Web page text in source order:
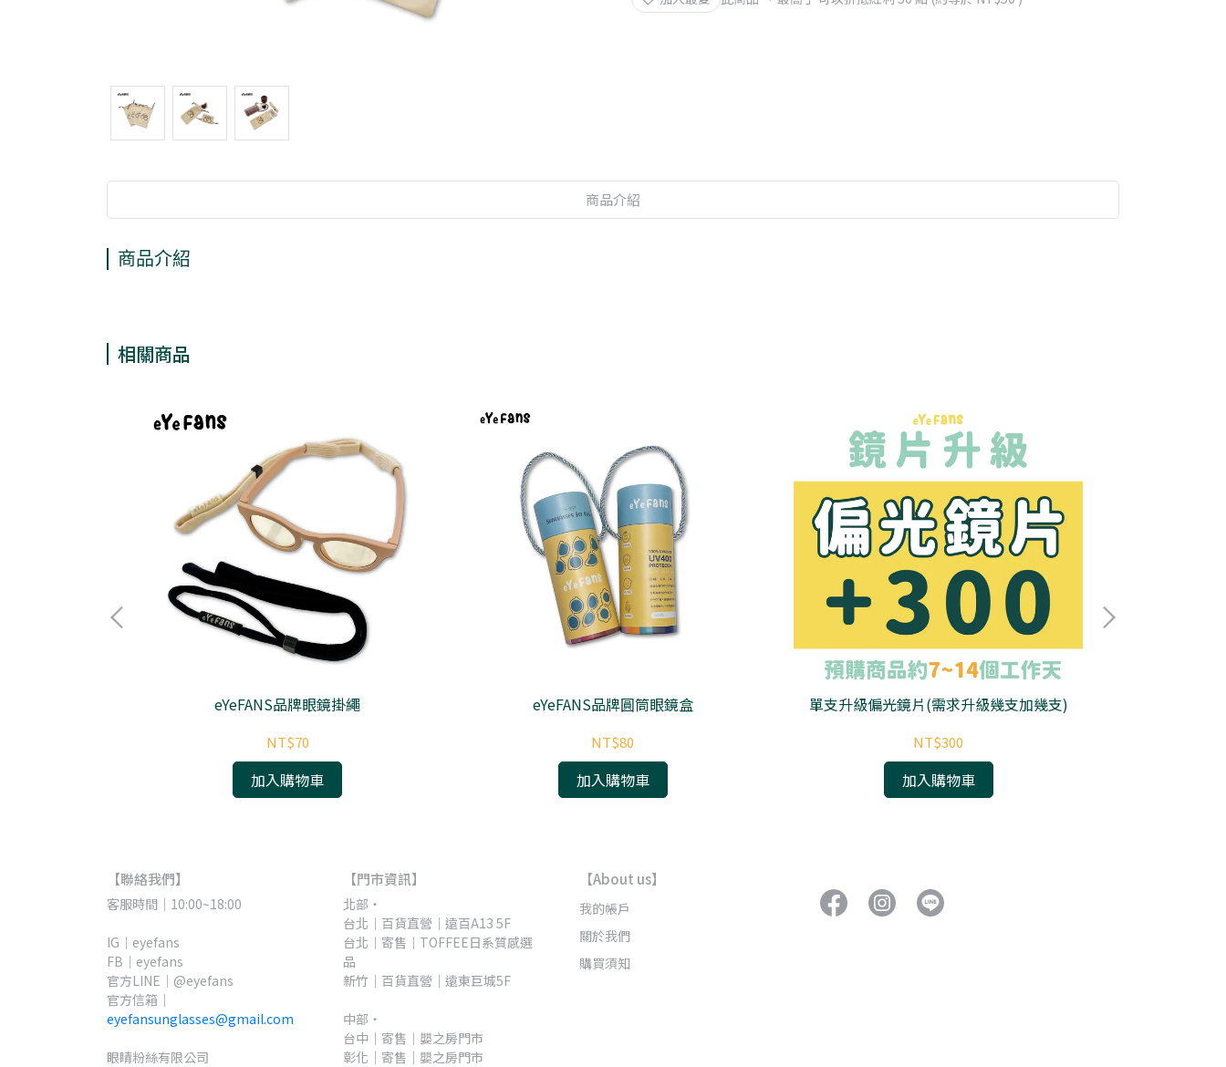
商品介紹
商品介紹
相關商品
eYeFANS品牌眼鏡掛繩
NT$70
加入購物車
eYeFANS品牌圓筒眼鏡盒
NT$80
加入購物車
單支升級偏光鏡片(需求升級幾支加幾支)
NT$300
加入購物車
【聯絡我們】
客服時間｜10:00~18:00
IG｜eyefans
FB｜eyefans
官方LINE｜@eyefans
官方信箱｜
eyefansunglasses@gmail.com
眼睛粉絲有限公司
【門市資訊】
北部・
台北｜百貨直營｜遠百A13 5F
台北｜寄售｜TOFFEE日系質感選
品
新竹｜百貨直營｜遠東巨城5F
中部・
台中｜寄售｜嬰之房門市
彰化｜寄售｜嬰之房門市
【About us】
我的帳戶
關於我們
購買須知